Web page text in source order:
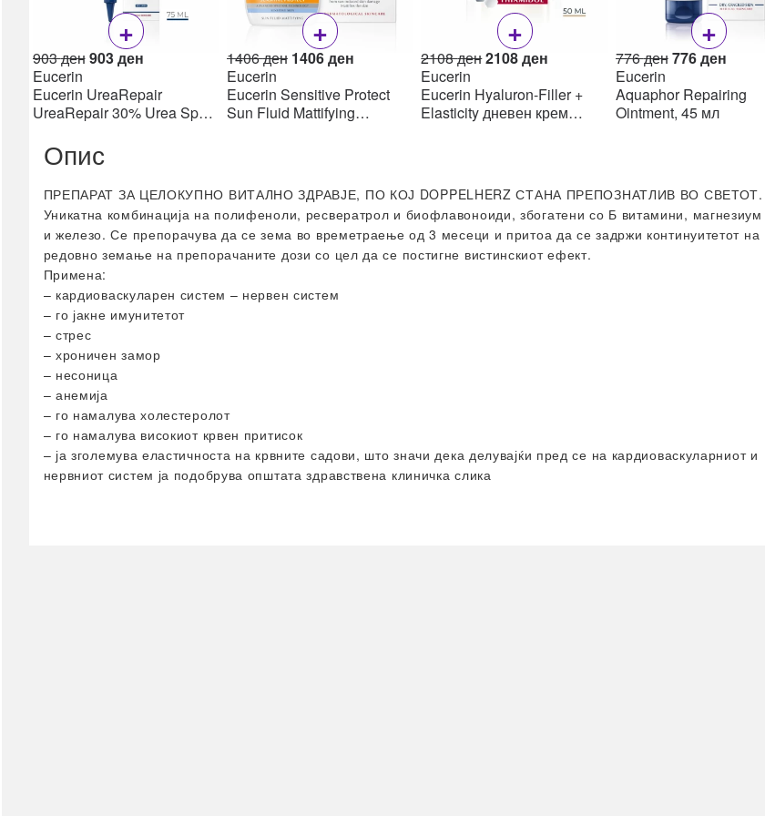
Прва помош
Инконтиненција
Клизма
Лепенки & Компреси
Третман на рани
сите →
Кондоми
Лубриканти
Потенција
сите →
Фамилијарно
планирање
Фертилитет
Тестови за плодност
Тест за бременост
сите →
Стапала & Вени
+
903денOriginal
was:
903 ден.
903денCurrent
is:
903 ден.
Eucerin
Eucerin UreaRepair
UreaRepair 30% Urea Spot
75 мл
+
1406ден Original
was:
1406 ден.
1406денCurrent
is:
1406 ден.
Eucerin
Eucerin Sensitive Protect
Sun Fluid Mattifying
+
2108денOriginal
was:
2108 ден.
2108ден
is:
2108 ден.
Eucerin
Eucerin Hyaluron-Filler +
Elasticity дневен крем
+
776денOriginal
was:
776 ден.
776денCurrent
is:
Eucerin
Aquaphor Repairing
Ointment, 45 мл
Опис
ПРЕПАРАТ ЗА ЦЕЛОКУПНО ВИТАЛНО ЗДРАВЈЕ, ПО КОЈ DOPPELHERZ СТАНА ПРЕПОЗНАТЛИВ ВО СВЕТОТ.
Уникатна комбинација на полифеноли, ресвератрол и биофлавоноиди, збогатени со Б витамини, магнезиум
и железо. Се препорачува да се зема во времетраење од 3 месеци и притоа да се задржи континуитетот на
редовно земање на препорачаните дози со цел да се постигне вистинскиот ефект.
Примена:
– кардиоваскуларен систем – нервен систем
– го јакне имунитетот
– стрес
– хроничен замор
– несоница
– анемија
– го намалува холестеролот
– го намалува високиот крвен притисок
– ја зголемува еластичноста на крвните садови, што значи дека делувајќи пред се на кардиоваскуларниот и
нервниот систем ја подобрува општата здравствена клиничка слика